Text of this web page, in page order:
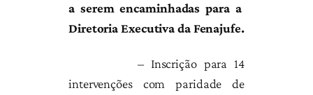
a serem encaminhadas para a
Diretoria Executiva da Fenajufe.
– Inscrição para 14
intervenções com paridade de